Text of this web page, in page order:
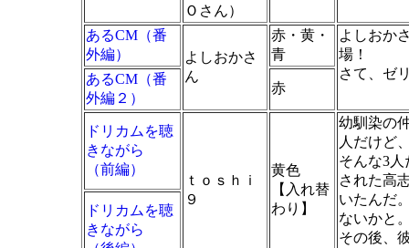
Ｏさん）
あるCM（番
外編）
よしおかさ
ん
赤・黄・
青
よしおか
場！
さて、ゼ
あるCM（番
外編２）
赤
ドリカムを聴
きながら
（前編）
ｔｏｓｈｉ
９
黄色
【入れ替
わり】
幼馴染の
人だけど
そんな3
された高
いたんだ
ないかと
その後、
ドリカムを聴
きながら